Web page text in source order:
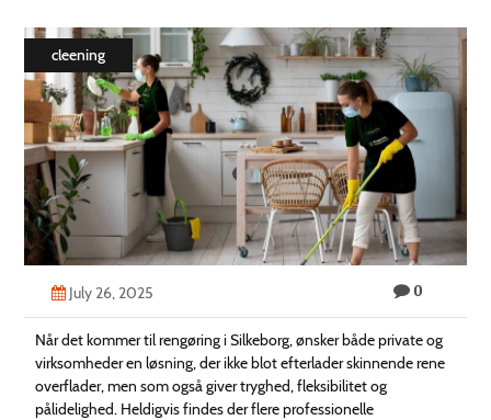
Technology
Contact
Us
cleening
July 26, 2025 0
Når det kommer til rengøring i Silkeborg, ønsker både private og
virksomheder en løsning, der ikke blot efterlader skinnende rene
overflader, men som også giver tryghed, fleksibilitet og
pålidelighed. Heldigvis findes der flere professionelle